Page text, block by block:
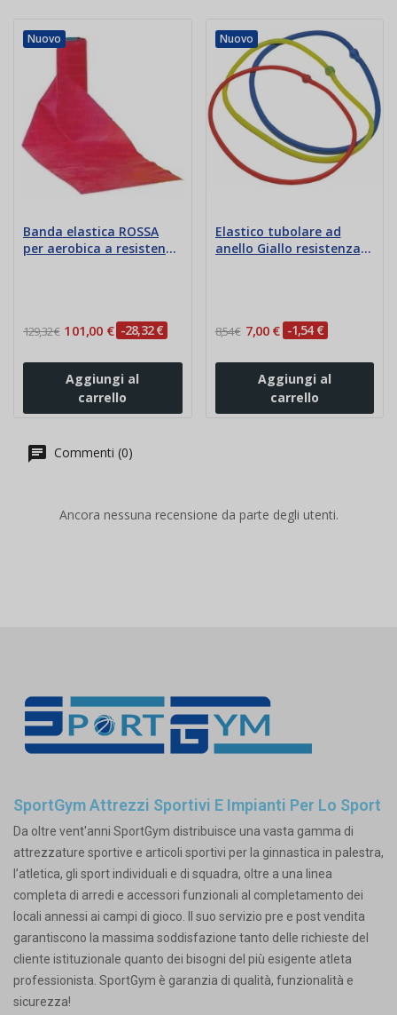
Nuovo
Banda elastica ROSSA
per aerobica a resistenza
129,32 € 101,00 € -28,32 €
Aggiungi al
carrello
Nuovo
Elastico tubolare ad
anello Giallo resistenza
8,54 € 7,00 € -1,54 €
Aggiungi al
carrello
Commenti (0)
Ancora nessuna recensione da parte degli utenti.
SportGym Attrezzi Sportivi E Impianti Per Lo Sport
Da oltre vent'anni SportGym distribuisce una vasta gamma di
attrezzature sportive e articoli sportivi per la ginnastica in palestra,
l’atletica, gli sport individuali e di squadra, oltre a una linea
completa di arredi e accessori funzionali al completamento dei
locali annessi ai campi di gioco. Il suo servizio pre e post vendita
garantiscono la massima soddisfazione tanto delle richieste del
cliente istituzionale quanto dei bisogni del più esigente atleta
professionista. SportGym è garanzia di qualità, funzionalità e
sicurezza!